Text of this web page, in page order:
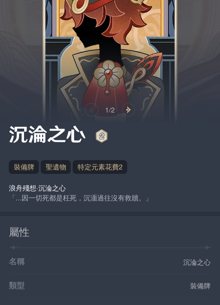
1/2
沉淪之心
裝備牌 聖遺物 特定元素花費2
浪舟殘想·沉淪之心
「...因一切死都是枉死，沉湎過往沒有救贖。」
屬性
名稱 沉淪之心
類型 裝備牌